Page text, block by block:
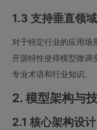
1.3 支持垂直领
对于特定行业的应用场
开源特性使得模型微调
专业术语和行业知识。
2. 模型架构与
2.1 核心架构设计